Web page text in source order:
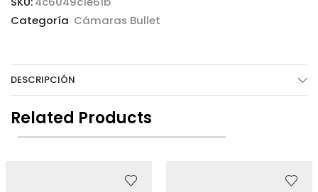
Categoría Cámaras Bullet
DESCRIPCIÓN
Related Products